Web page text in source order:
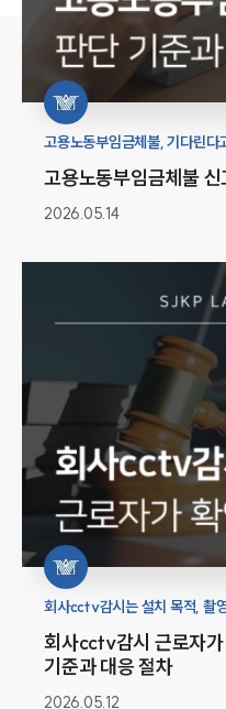
고용노동부임금체불, 기다린다
고용노동부임금체불
2026.05.14
회사cctv감시는 설치 목적, 촬
살펴봐야 합니다.
회사cctv감시 근로자
기준과 대응 절차
2026.05.12